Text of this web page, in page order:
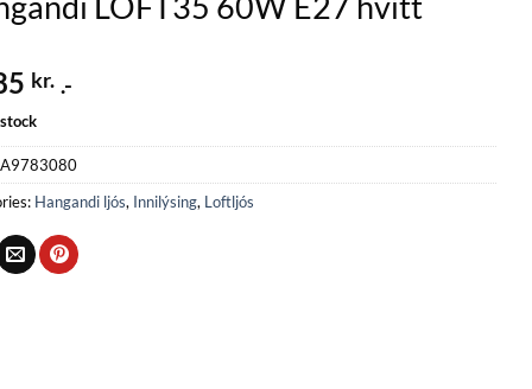
kr. .-
Hangandi ljós, Innilýsing, Loftljós